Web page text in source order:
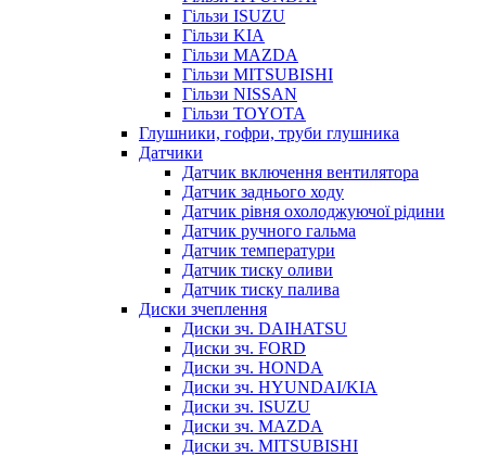
Гільзи ISUZU
Гільзи KIA
Гільзи MAZDA
Гільзи MITSUBISHI
Гільзи NISSAN
Гільзи TOYOTA
Глушники, гофри, труби глушника
Датчики
Датчик включення вентилятора
Датчик заднього ходу
Датчик рівня охолоджуючої рідини
Датчик ручного гальма
Датчик температури
Датчик тиску оливи
Датчик тиску палива
Диски зчеплення
Диски зч. DAIHATSU
Диски зч. FORD
Диски зч. HONDA
Диски зч. HYUNDAI/KIA
Диски зч. ISUZU
Диски зч. MAZDA
Диски зч. MITSUBISHI